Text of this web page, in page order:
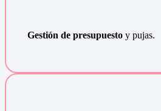
Gestión de presupuestoy pujas.